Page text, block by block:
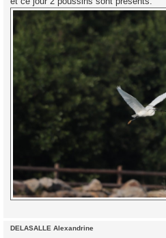
DELASALLE Alexandrine